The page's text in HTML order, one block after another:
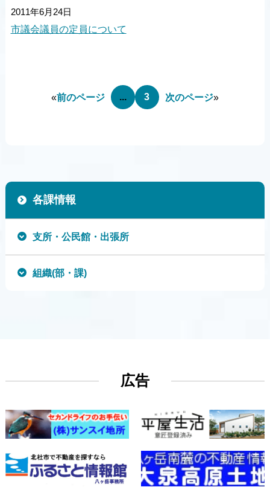
2011年6月24日
市議会議員の定員について
«前のページ ... 3 次のページ»
各課情報
支所・公民館・出張所
組織(部・課)
広告